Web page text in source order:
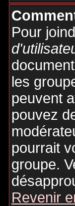
Pour
les
peuvent
pouvez
pourrait
groupe.
Revenir